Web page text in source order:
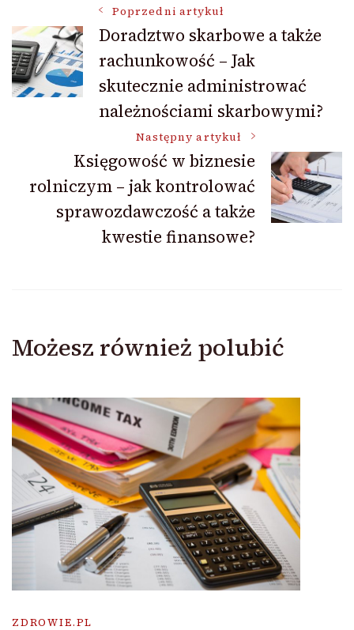
Nawigacja
wpisu
Poprzedni artykuł
Doradztwo skarbowe a także
rachunkowość – Jak
skutecznie administrować
należnościami skarbowymi?
Następny artykuł
Księgowość w biznesie
rolniczym – jak kontrolować
sprawozdawczość a także
kwestie finansowe?
Możesz również polubić
ZDROWIE.PL